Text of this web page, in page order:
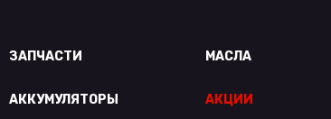
ЗАПЧАСТИ
АККУМУЛЯТОРЫ
МАСЛА
АКЦИИ